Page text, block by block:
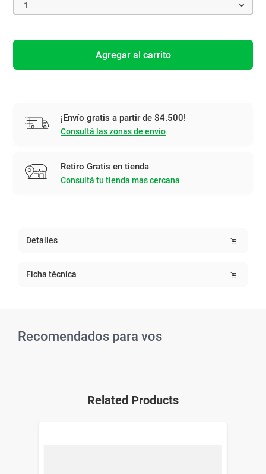
1
Agregar al carrito
¡Envío gratis a partir de $4.500!
Consultá las zonas de envío
Retiro Gratis en tienda
Consultá tu tienda mas cercana
Detalles
Ficha técnica
Recomendados para vos
Related Products